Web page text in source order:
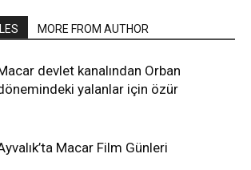
MORE FROM AUTHOR
devlet kanalından Orban
yalanlar için özür
Macar Film Günleri